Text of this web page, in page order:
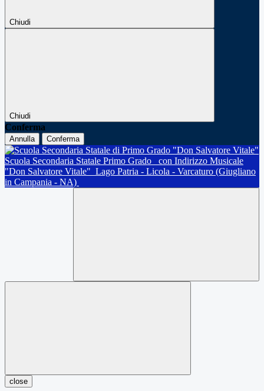
Chiudi
Chiudi
Conferma
Annulla Conferma
Scuola Secondaria Statale Primo Grado
con Indirizzo Musicale
"Don Salvatore Vitale" Lago Patria - Licola - Varcaturo (Giugliano
in Campania - NA)
close